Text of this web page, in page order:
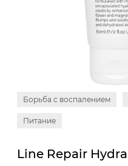
Борьба с воспалением
Питание